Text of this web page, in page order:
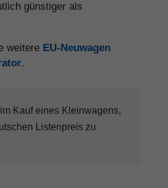
günstiger als
weitere EU-Neuwagen
.
Kauf eines Kleinwagens,
Listenpreis zu